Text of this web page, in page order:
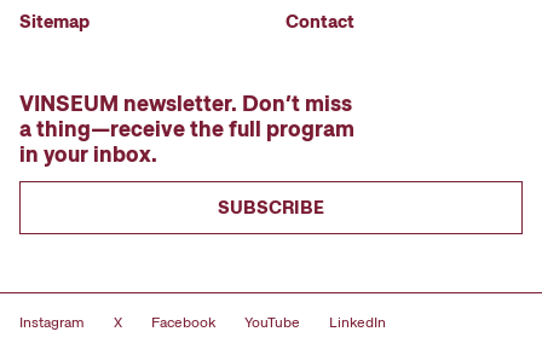
Sitemap
Contact
VINSEUM newsletter. Don’t miss
a thing—receive the full program
in your inbox.
SUBSCRIBE
Instagram X Facebook YouTube LinkedIn